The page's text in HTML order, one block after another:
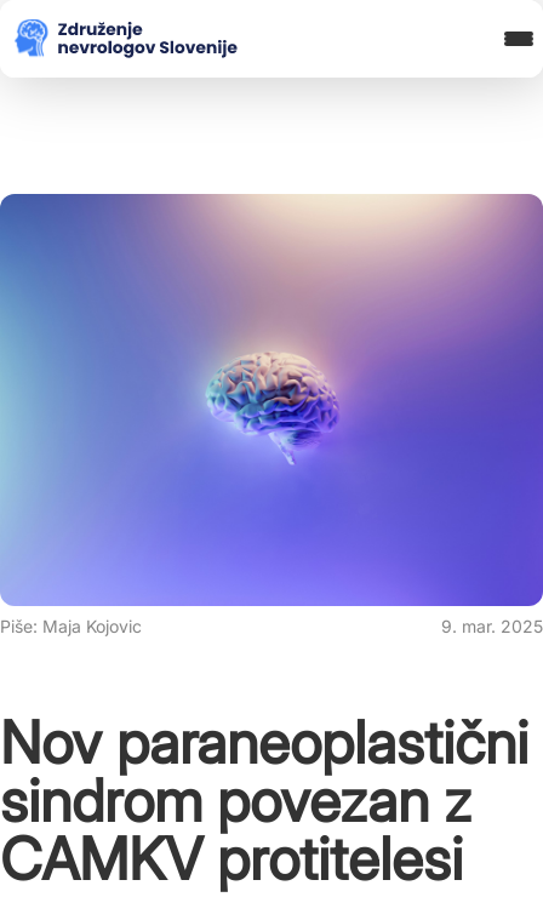
Blog in novice
Koledar Dogodkov
Piše: Maja Kojovic 9. mar. 2025
Nov paraneoplastični
sindrom povezan z
CAMKV protitelesi